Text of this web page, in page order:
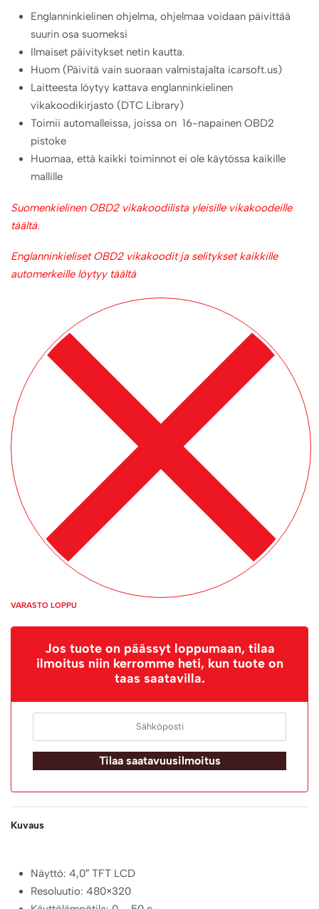
Englanninkielinen ohjelma, ohjelmaa voidaan päivittää
suurin osa suomeksi
Ilmaiset päivitykset netin kautta.
Huom (Päivitä vain suoraan valmistajalta icarsoft.us)
Laitteesta löytyy kattava englanninkielinen
vikakoodikirjasto (DTC Library)
Toimii automalleissa, joissa on 16-napainen OBD2
pistoke
Huomaa, että kaikki toiminnot ei ole käytössa kaikille
mallille
Suomenkielinen OBD2 vikakoodilista yleisille vikakoodeille
täältä.
Englanninkieliset OBD2 vikakoodit ja selitykset kaikkille
automerkeille löytyy täältä
VARASTO LOPPU
Jos tuote on päässyt loppumaan, tilaa
ilmoitus niin kerromme heti, kun tuote on
taas saatavilla.
Tilaa saatavuusilmoitus
Kuvaus
Näyttö: 4,0″ TFT LCD
Resoluutio: 480×320